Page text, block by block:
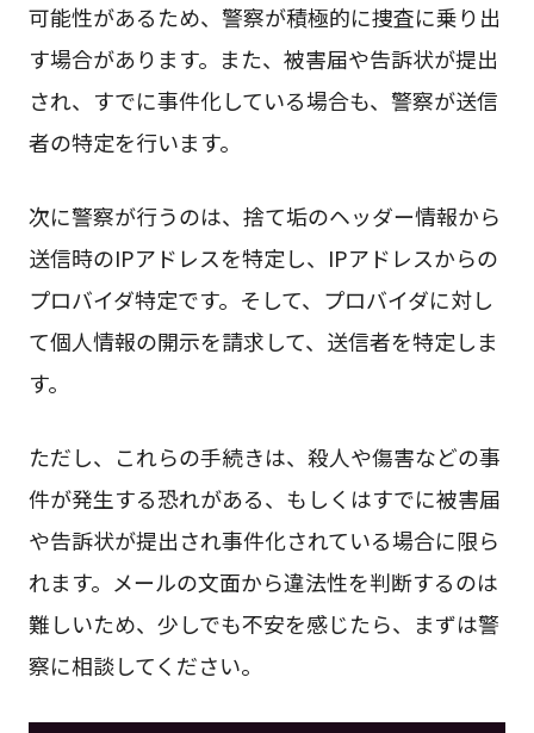
可能性があるため、警察が積極的に捜査に乗り出
す場合があります。また、被害届や告訴状が提出
され、すでに事件化している場合も、警察が送信
者の特定を行います。
次に警察が行うのは、捨て垢のヘッダー情報から
送信時のIPアドレスを特定し、IPアドレスからの
プロバイダ特定です。そして、プロバイダに対し
て個人情報の開示を請求して、送信者を特定しま
す。
ただし、これらの手続きは、殺人や傷害などの事
件が発生する恐れがある、もしくはすでに被害届
や告訴状が提出され事件化されている場合に限ら
れます。メールの文面から違法性を判断するのは
難しいため、少しでも不安を感じたら、まずは警
察に相談してください。